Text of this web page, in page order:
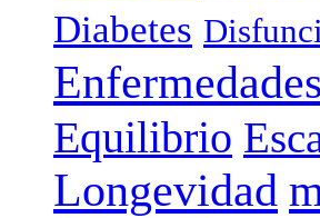
Diabetes
Enfermedades
Equilibrio
Longevidad